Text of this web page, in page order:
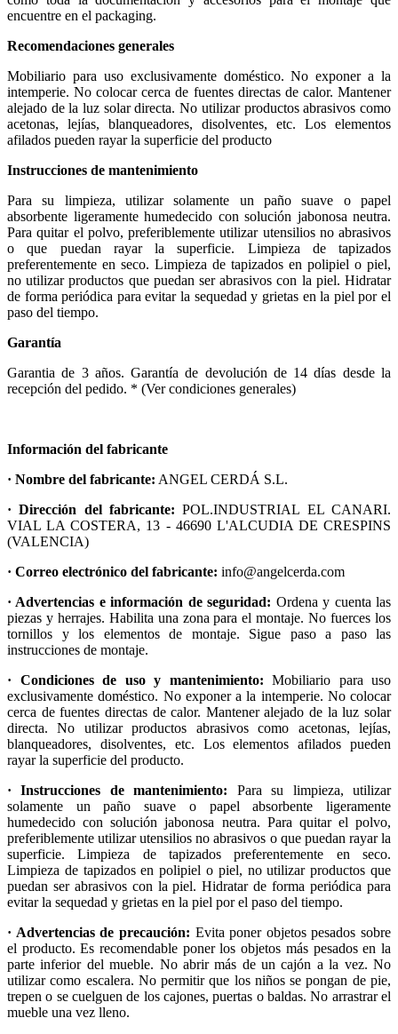
encuentre en el packaging.
Recomendaciones generales
Mobiliario para uso exclusivamente doméstico. No exponer a la
intemperie. No colocar cerca de fuentes directas de calor. Mantener
alejado de la luz solar directa. No utilizar productos abrasivos como
acetonas, lejías, blanqueadores, disolventes, etc. Los elementos
afilados pueden rayar la superficie del producto
Instrucciones de mantenimiento
Para su limpieza, utilizar solamente un paño suave o papel
absorbente ligeramente humedecido con solución jabonosa neutra.
Para quitar el polvo, preferiblemente utilizar utensilios no abrasivos
o que puedan rayar la superficie. Limpieza de tapizados
preferentemente en seco. Limpieza de tapizados en polipiel o piel,
no utilizar productos que puedan ser abrasivos con la piel. Hidratar
de forma periódica para evitar la sequedad y grietas en la piel por el
paso del tiempo.
Garantía
Garantia de 3 años. Garantía de devolución de 14 días desde la
recepción del pedido. * (Ver condiciones generales)
Información del fabricante
· Nombre del fabricante: ANGEL CERDÁ S.L.
· Dirección del fabricante: POL.INDUSTRIAL EL CANARI.
VIAL LA COSTERA, 13 - 46690 L'ALCUDIA DE CRESPINS
(VALENCIA)
· Correo electrónico del fabricante: info@angelcerda.com
· Advertencias e información de seguridad: Ordena y cuenta las
piezas y herrajes. Habilita una zona para el montaje. No fuerces los
tornillos y los elementos de montaje. Sigue paso a paso las
instrucciones de montaje.
· Condiciones de uso y mantenimiento: Mobiliario para uso
exclusivamente doméstico. No exponer a la intemperie. No colocar
cerca de fuentes directas de calor. Mantener alejado de la luz solar
directa. No utilizar productos abrasivos como acetonas, lejías,
blanqueadores, disolventes, etc. Los elementos afilados pueden
rayar la superficie del producto.
· Instrucciones de mantenimiento: Para su limpieza, utilizar
solamente un paño suave o papel absorbente ligeramente
humedecido con solución jabonosa neutra. Para quitar el polvo,
preferiblemente utilizar utensilios no abrasivos o que puedan rayar la
superficie. Limpieza de tapizados preferentemente en seco.
Limpieza de tapizados en polipiel o piel, no utilizar productos que
puedan ser abrasivos con la piel. Hidratar de forma periódica para
evitar la sequedad y grietas en la piel por el paso del tiempo.
· Advertencias de precaución: Evita poner objetos pesados sobre
el producto. Es recomendable poner los objetos más pesados en la
parte inferior del mueble. No abrir más de un cajón a la vez. No
utilizar como escalera. No permitir que los niños se pongan de pie,
trepen o se cuelguen de los cajones, puertas o baldas. No arrastrar el
mueble una vez lleno.